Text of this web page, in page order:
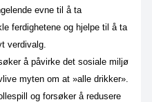
evne til å ta
ferdighetene og hjelpe til å ta
verdivalg.
å påvirke det sosiale miljø
myten om at »alle drikker».
og forsøker å redusere